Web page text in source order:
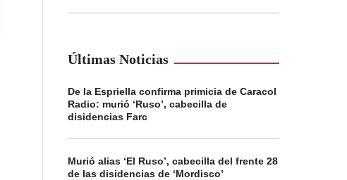
Últimas Noticias
De la Espriella confirma primicia de Caracol
Radio: murió ‘Ruso’, cabecilla de
disidencias Farc
Murió alias ‘El Ruso’, cabecilla del frente 28
de las disidencias de ‘Mordisco’